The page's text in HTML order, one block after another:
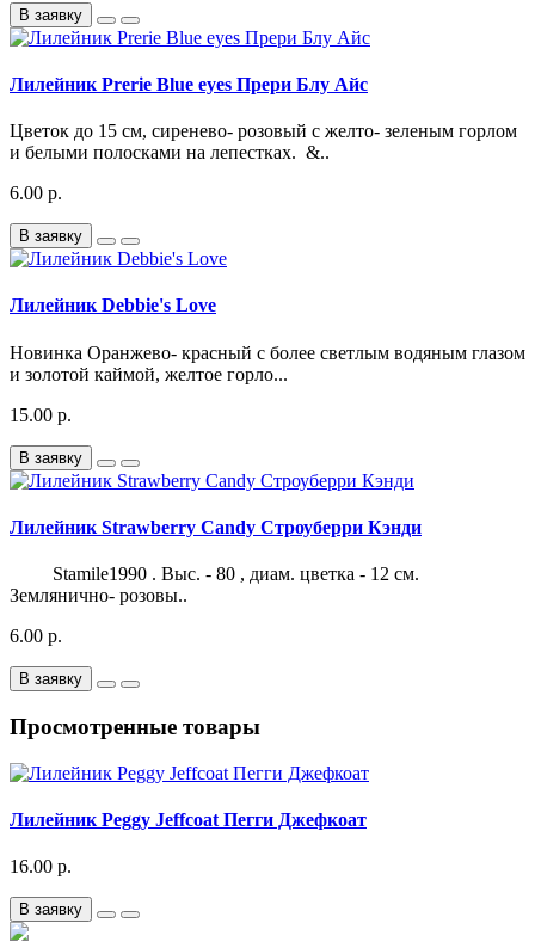
В заявку
Лилейник Prerie Blue eyes Прери Блу Айс
Цветок до 15 см, сиренево- розовый с желто- зеленым горлом
и белыми полосками на лепестках. &..
6.00 р.
В заявку
Лилейник Debbie's Love
Новинка Оранжево- красный с более светлым водяным глазом
и золотой каймой, желтое горло...
15.00 р.
В заявку
Лилейник Strawberry Candy Строуберри Кэнди
Stamile1990 . Выс. - 80 , диам. цветка - 12 см.
Землянично- розовы..
6.00 р.
В заявку
Просмотренные товары
Лилейник Peggy Jeffcoat Пегги Джефкоат
16.00 р.
В заявку